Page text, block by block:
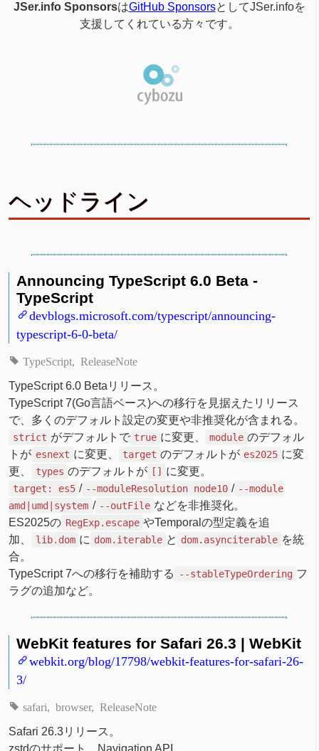
JSer.info SponsorsはGitHub SponsorsとしてJSer.infoを
支援してくれている方々です。
ヘッドライン
Announcing TypeScript 6.0 Beta -
TypeScript
devblogs.microsoft.com/typescript/announcing-
typescript-6-0-beta/
TypeScript ReleaseNote
TypeScript 6.0 Betaリリース。
TypeScript 7(Go言語ベース)への移行を見据えたリリース
で、多くのデフォルト設定の変更や非推奨化が含まれる。
strict がデフォルトで true に変更、 module のデフォル
トが esnext に変更、 target のデフォルトが es2025 に変
更、
types のデフォルトが [] に変更。
target: es5 / --moduleResolution node10 / --module
amd|umd|system / --outFile などを非推奨化。
ES2025の RegExp.escape やTemporalの型定義を追
加、
lib.dom に dom.iterable と dom.asynciterable を統
合。
TypeScript 7への移行を補助する
--stableTypeOrdering フ
ラグの追加など。
WebKit features for Safari 26.3 | WebKit
webkit.org/blog/17798/webkit-features-for-safari-26-
3/
safari browser ReleaseNote
Safari 26.3リリース。